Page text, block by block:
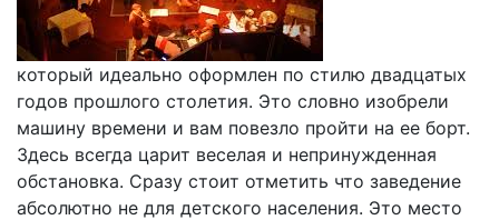
который идеально оформлен по стилю двадцатых
годов прошлого столетия. Это словно изобрели
машину времени и вам повезло пройти на ее борт.
Здесь всегда царит веселая и непринужденная
обстановка. Сразу стоит отметить что заведение
абсолютно не для детского населения. Это место